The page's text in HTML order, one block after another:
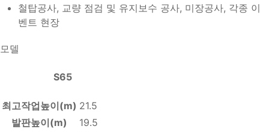
철탑공사, 교량 점검 및 유지보수 공사, 미장공사, 각종 이
벤트 현장
모델
S65
최고작업높이(m) 21.5
발판높이(m)
19.5